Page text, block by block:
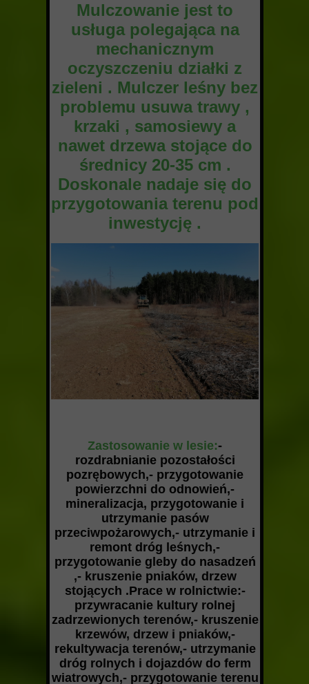
Mulczowanie jest to
usługa polegająca na
mechanicznym
oczyszczeniu działki z
zieleni . Mulczer leśny bez
problemu usuwa trawy ,
krzaki , samosiewy a
nawet drzewa stojące do
średnicy 20-35 cm .
Doskonale nadaje się do
przygotowania terenu pod
inwestycję .
Zastosowanie w lesie:-
rozdrabnianie pozostałości
pozrębowych,- przygotowanie
powierzchni do odnowień,-
mineralizacja, przygotowanie i
utrzymanie pasów
przeciwpożarowych,- utrzymanie i
remont dróg leśnych,-
przygotowanie gleby do nasadzeń
,- kruszenie pniaków, drzew
stojących .Prace w rolnictwie:-
przywracanie kultury rolnej
zadrzewionych terenów,- kruszenie
krzewów, drzew i pniaków,-
rekultywacja terenów,- utrzymanie
dróg rolnych i dojazdów do ferm
wiatrowych,- przygotowanie terenu